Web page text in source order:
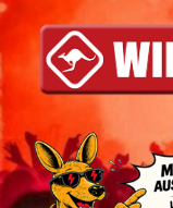
Inhalt
springen